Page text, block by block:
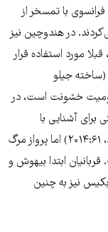
فرانسوی با تمسخر از
در هندوچین نیز
مورد استفاده قرار
الجزایر» (ساخته جیلو
خشونت است، در
برای آشنایی با
تاکتیک‌های فرانسوی‌ها به کار گرفته می‌شد.(کولارد، ۲۰۱۴:۶۱) اما پرواز مرگ
ابتدا بیهوش و
نیز به چنین